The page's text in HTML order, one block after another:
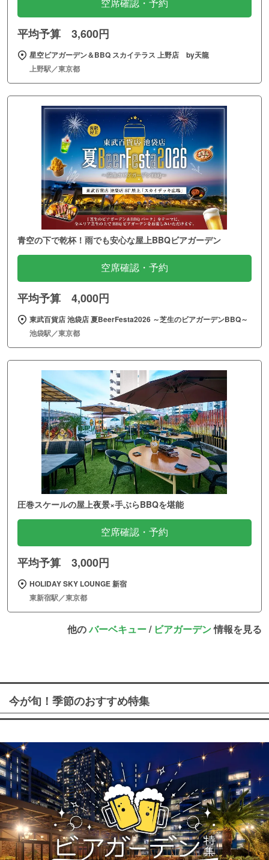
空席確認・予約
平均予算 3,600円
星空ビアガーデン＆BBQ スカイテラス 上野店 by天龍
上野駅／東京都
青空の下で乾杯！雨でも安心な屋上BBQビアガーデン
空席確認・予約
平均予算 4,000円
東武百貨店 池袋店 夏BeerFesta2026 ～芝生のビアガーデンBBQ～
池袋駅／東京都
圧巻スケールの屋上夜景×手ぶらBBQを堪能
空席確認・予約
平均予算 3,000円
HOLIDAY SKY LOUNGE 新宿
東新宿駅／東京都
他のバーベキュー/ ビアガーデン情報を見る
今が旬！季節のおすすめ特集